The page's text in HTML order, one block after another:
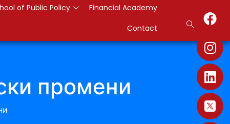
of Public Policy
Financial Academy
Contact
промени